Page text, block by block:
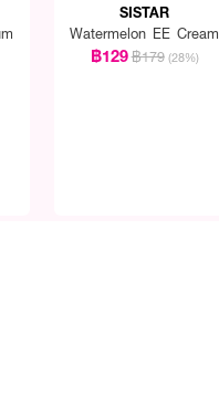
SISTAR
Watermelon EE Cream
฿129฿179 (28%)